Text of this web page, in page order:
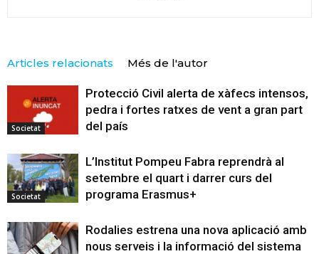
Articles relacionats Més de l'autor
Societat
Protecció Civil alerta de xàfecs intensos,
pedra i fortes ratxes de vent a gran part
del país
Societat
L’Institut Pompeu Fabra reprendrà al
setembre el quart i darrer curs del
programa Erasmus+
Rodalies estrena una nova aplicació amb
nous serveis i la informació del sistema